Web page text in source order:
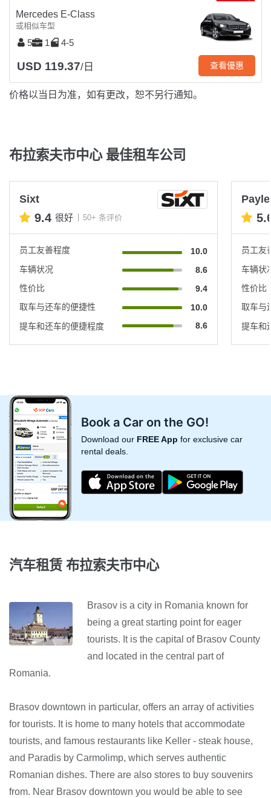
Mercedes E-Class
或相似车型
5 1 4-5
USD 119.37/日 查看優惠
价格以当日为准，如有更改，恕不另行通知。
布拉索夫市中心 最佳租车公司
Sixt
9.4 很好 50+ 条评价
员工友善程度
10.0
车辆状况
8.6
性价比
9.4
取车与还车的便捷性
10.0
提车和还车的便捷程度
8.6
员工友
车辆状
性价比
取车与
提车和
Book a Car on the GO!
Download our FREE App for exclusive car
rental deals.
汽车租赁 布拉索夫市中心
Brasov is a city in Romania known for
being a great starting point for eager
tourists. It is the capital of Brasov County
and located in the central part of
Romania.
Brasov downtown in particular, offers an array of activities
for tourists. It is home to many hotels that accommodate
tourists, and famous restaurants like Keller - steak house,
and Paradis by Carmolimp, which serves authentic
Romanian dishes. There are also stores to buy souvenirs
from. Near Brasov downtown you would be able to see